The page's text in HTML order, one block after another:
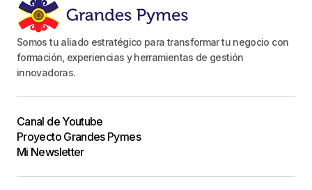
Somos tu aliado estratégico para transformar tu negocio con
formación, experiencias y herramientas de gestión
innovadoras.
Canal de Youtube
Proyecto Grandes Pymes
Mi Newsletter